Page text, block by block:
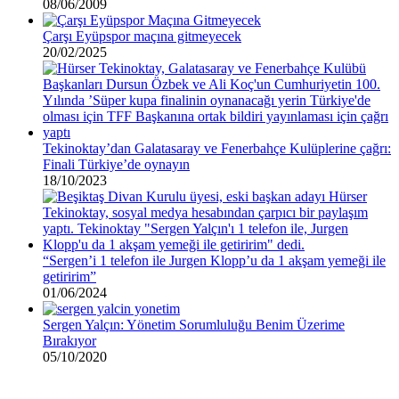
08/06/2009
Çarşı Eyüpspor maçına gitmeyecek
20/02/2025
Tekinoktay’dan Galatasaray ve Fenerbahçe Kulüplerine çağrı:
Finali Türkiye’de oynayın
18/10/2023
“Sergen’i 1 telefon ile Jurgen Klopp’u da 1 akşam yemeği ile
getiririm”
01/06/2024
Sergen Yalçın: Yönetim Sorumluluğu Benim Üzerime
Bırakıyor
05/10/2020